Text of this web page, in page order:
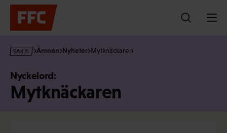
Hoppa
innehållet
s
k
·
Ämnen Nyheter Mytknäckaren
Nyckelord:
Mytknäckaren